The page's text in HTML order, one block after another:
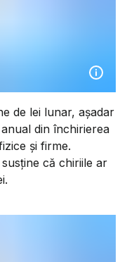
de lei lunar, așadar
din închirierea
și firme.
că chiriile ar